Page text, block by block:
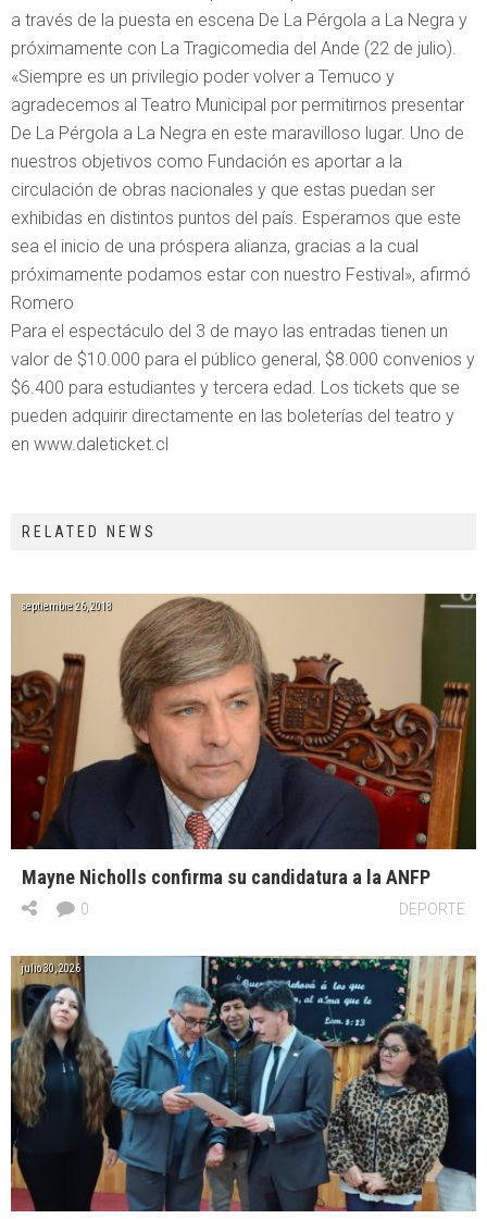
a través de la puesta en escena De La Pérgola a La Negra y
próximamente con La Tragicomedia del Ande (22 de julio).
«Siempre es un privilegio poder volver a Temuco y
agradecemos al Teatro Municipal por permitirnos presentar
De La Pérgola a La Negra en este maravilloso lugar. Uno de
nuestros objetivos como Fundación es aportar a la
circulación de obras nacionales y que estas puedan ser
exhibidas en distintos puntos del país. Esperamos que este
sea el inicio de una próspera alianza, gracias a la cual
próximamente podamos estar con nuestro Festival», afirmó
Romero
Para el espectáculo del 3 de mayo las entradas tienen un
valor de $10.000 para el público general, $8.000 convenios y
$6.400 para estudiantes y tercera edad. Los tickets que se
pueden adquirir directamente en las boleterías del teatro y
en www.daleticket.cl
RELATED NEWS
septiembre 26, 2018
Mayne Nicholls confirma su candidatura a la ANFP
DEPORTE
0
julio 30, 2026